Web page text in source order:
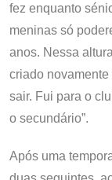
fez enquanto
meninas só
anos. Nessa
criado
sair. Fui para o
o secundário”.
Após uma